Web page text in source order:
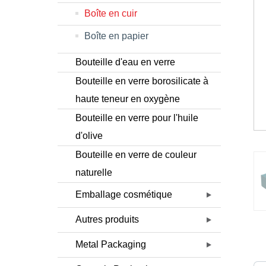
Boîte en cuir
Boîte en papier
Bouteille d'eau en verre
Bouteille en verre borosilicate à
haute teneur en oxygène
Bouteille en verre pour l'huile
d'olive
Bouteille en verre de couleur
naturelle
Emballage cosmétique
Autres produits
Metal Packaging